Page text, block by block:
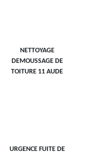
NETTOYAGE
DEMOUSSAGE DE
TOITURE 11 AUDE
URGENCE FUITE DE